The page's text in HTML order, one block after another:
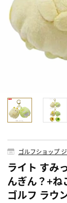
ゴルフショップ
ライト すみ
んぎん？+ね
ゴルフ ラウ